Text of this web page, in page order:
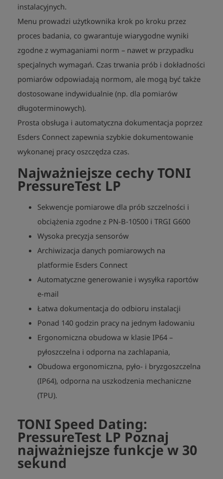
instalacyjnych.
Menu prowadzi użytkownika krok po kroku przez
proces badania, co gwarantuje wiarygodne wyniki
zgodne z wymaganiami norm – nawet w przypadku
specjalnych wymagań. Czas trwania prób i dokładności
pomiarów odpowiadają normom, ale mogą być także
dostosowane indywidualnie (np. dla pomiarów
długoterminowych).
Prosta obsługa i automatyczna dokumentacja poprzez
Esders Connect zapewnia szybkie dokumentowanie
wykonanej pracy oszczędza czas.
Najważniejsze cechy TONI
PressureTest LP
Sekwencje pomiarowe dla prób szczelności i
obciążenia zgodne z PN-B-10500 i TRGI G600
Wysoka precyzja sensorów
Archiwizacja danych pomiarowych na
platformie Esders Connect
Automatyczne generowanie i wysyłka raportów
e-mail
Łatwa dokumentacja do odbioru instalacji
Ponad 140 godzin pracy na jednym ładowaniu
Ergonomiczna obudowa w klasie IP64 –
pyłoszczelna i odporna na zachlapania,
Obudowa ergonomiczna, pyło- i bryzgoszczelna
(IP64), odporna na uszkodzenia mechaniczne
(TPU).
TONI Speed Dating:
PressureTest LP Poznaj
najważniejsze funkcje w 30
sekund